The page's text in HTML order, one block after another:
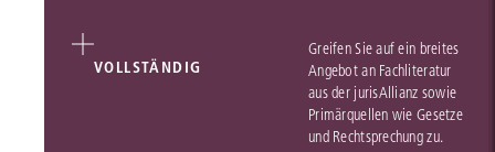
VOLLSTÄNDIG
Greifen Sie auf ein breites
Angebot an Fachliteratur
aus der jurisAllianz sowie
Primärquellen wie Gesetze
und Rechtsprechung zu.